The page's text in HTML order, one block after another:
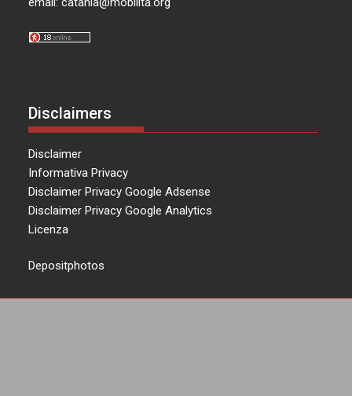
Disclaimers
Disclaimer
Informativa Privacy
Disclaimer Privacy Google Adsense
Disclaimer Privacy Google Analytics
Licenza
Depositphotos